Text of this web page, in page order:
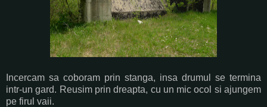
Incercam sa coboram prin stanga, insa drumul se termina
intr-un gard. Reusim prin dreapta, cu un mic ocol si ajungem
pe firul vaii.